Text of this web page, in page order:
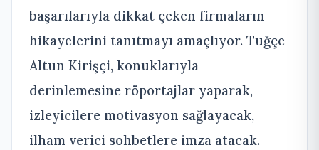
başarılarıyla dikkat çeken firmaların
hikayelerini tanıtmayı amaçlıyor. Tuğçe
Altun Kirişçi, konuklarıyla
derinlemesine röportajlar yaparak,
izleyicilere motivasyon sağlayacak,
ilham verici sohbetlere imza atacak.